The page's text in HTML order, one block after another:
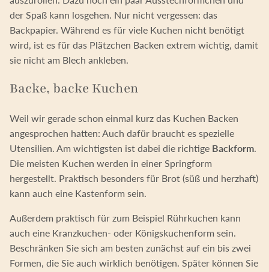
der Spaß kann losgehen. Nur nicht vergessen: das
Backpapier. Während es für viele Kuchen nicht benötigt
wird, ist es für das Plätzchen Backen extrem wichtig, damit
sie nicht am Blech ankleben.
Backe, backe Kuchen
Weil wir gerade schon einmal kurz das Kuchen Backen
angesprochen hatten: Auch dafür braucht es spezielle
Utensilien. Am wichtigsten ist dabei die richtige Backform.
Die meisten Kuchen werden in einer Springform
hergestellt. Praktisch besonders für Brot (süß und herzhaft)
kann auch eine Kastenform sein.
Außerdem praktisch für zum Beispiel Rührkuchen kann
auch eine Kranzkuchen- oder Königskuchenform sein.
Beschränken Sie sich am besten zunächst auf ein bis zwei
Formen, die Sie auch wirklich benötigen. Später können Sie